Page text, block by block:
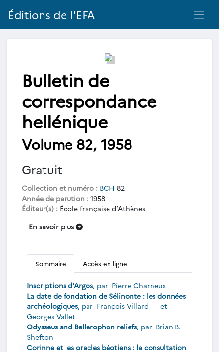
Éditions de l'EFA
Bulletin de
correspondance
hellénique
Volume 82, 1958
Gratuit
Collection et numéro : BCH 82
Année de parution : 1958
Éditeur(s) : École française d’Athènes
En savoir plus
Sommaire Accès en ligne
Inscriptions d'Argos, par Pierre Charneux
La date de fondation de Sélinonte : les données
archéologiques, par François Villard
et
Georges Vallet
Odysseus and Bellerophon reliefs, par Brian B.
Shefton
Corinne et les oracles béotiens : la consultation